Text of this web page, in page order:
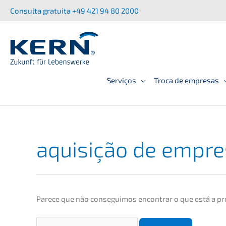
para
conteúdo
Consul­ta gratui­ta +49 421 94 80 2000
Serviços Troca de empresas
aquisi­ção de
Parece que não conse­gu­i­mos encon­trar o que está a